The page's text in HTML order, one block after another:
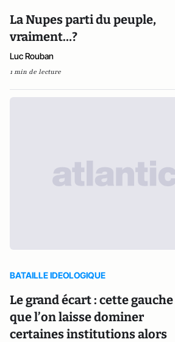
La Nupes parti du peuple,
vraiment…?
Luc Rouban
1 min de lecture
BATAILLE IDEOLOGIQUE
Le grand écart : cette gauche
que l’on laisse dominer
certaines institutions alors